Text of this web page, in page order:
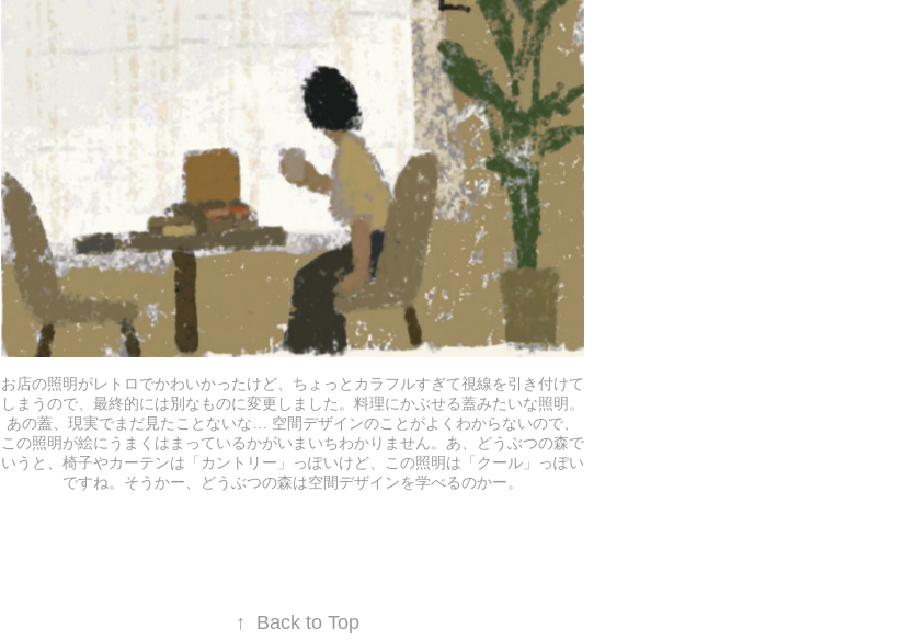
お店の照明がレトロでかわいかったけど、ちょっとカラフルすぎて視線を引き付けて
しまうので、最終的には別なものに変更しました。料理にかぶせる蓋みたいな照明。
あの蓋、現実でまだ見たことないな… 空間デザインのことがよくわからないので、
この照明が絵にうまくはまっているかがいまいちわかりません。あ、どうぶつの森で
いうと、椅子やカーテンは「カントリー」っぽいけど、この照明は「クール」っぽい
ですね。そうかー、どうぶつの森は空間デザインを学べるのかー。
↑ Back to Top